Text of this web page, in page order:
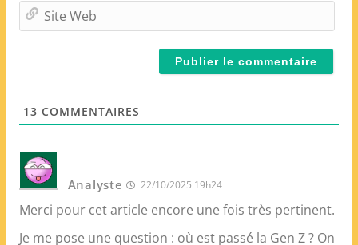
m
i
13 COMMENTAIRES
Analyste 22/10/2025 19h24
Merci pour cet article encore une fois très pertinent.
Je me pose une question : où est passé la Gen Z ? On